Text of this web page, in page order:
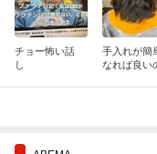
チョー怖い話
し
手入れが簡
なれば良い